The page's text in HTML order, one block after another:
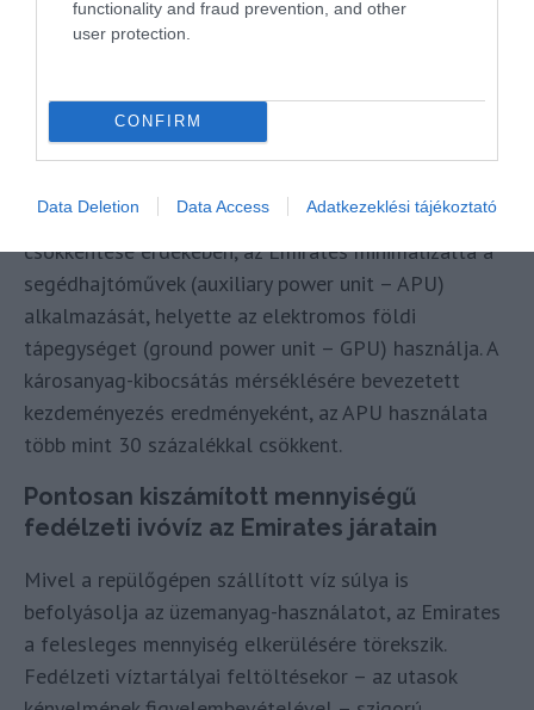
functionality and fraud prevention, and other
user protection.
CONFIRM
Data Deletion Data Access Adatkezeklési tájékoztató
az Emirates belső szabályzata megköveteli, hogy
berakodásnál minden esetben figyelembe vegyék az
Az APU használatának csökkentése az
Emirates gépein
A repülőgépek földi üzemanyag-fogyasztásának
csökkentése érdekében, az Emirates minimalizálta a
segédhajtóművek (auxiliary power unit – APU)
alkalmazását, helyette az elektromos földi
tápegységet (ground power unit – GPU) használja. A
károsanyag-kibocsátás mérséklésére bevezetett
kezdeményezés eredményeként, az APU használata
több mint 30 százalékkal csökkent.
Pontosan kiszámított mennyiségű
fedélzeti ivóvíz az Emirates járatain
Mivel a repülőgépen szállított víz súlya is
befolyásolja az üzemanyag-használatot, az Emirates
a felesleges mennyiség elkerülésére törekszik.
Fedélzeti víztartályai feltöltésekor – az utasok